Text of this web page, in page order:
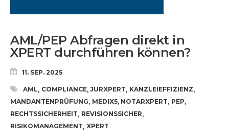
AML/PEP Abfragen direkt in
XPERT durchführen können?
11. SEP. 2025
AML, COMPLIANCE, JURXPERT, KANZLEIEFFIZIENZ,
MANDANTENPRÜFUNG, MEDIX5, NOTARXPERT, PEP,
RECHTSSICHERHEIT, REVISIONSSICHER,
RISIKOMANAGEMENT, XPERT